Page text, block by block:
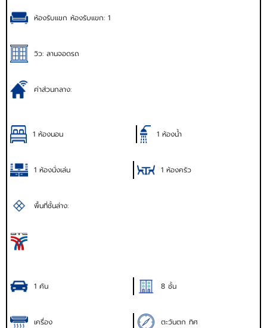
ห้องรับแขก ห้องรับแขก: 1
วิว: ลานจอดรถ
ค่าส่วนกลาง:
1 ห้องนอน 1 ห้องน้ำ
1 ห้องนั่งเล่น 1 ห้องครัว
พื้นที่ชั้นล่าง:
1 คัน 8 ชั้น
เครื่อง ตะวันตก ทิศ